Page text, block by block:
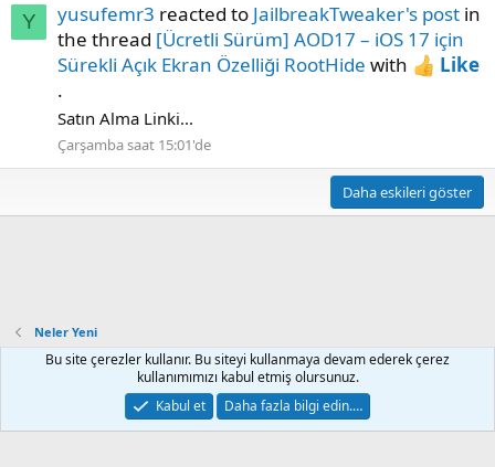
Y yusufemr3 reacted to JailbreakTweaker's post in
the thread [Ücretli Sürüm] AOD17 – iOS 17 için
Sürekli Açık Ekran Özelliği RootHide with
Like
.
Satın Alma Linki...
Çarşamba saat 15:01'de
Daha eskileri göster
Neler Yeni
Türkçe (TR)
Gizlilik Yardım Ana sayfa
R
Bu site çerezler kullanır. Bu siteyi kullanmaya devam ederek çerez
kullanımımızı kabul etmiş olursunuz.
Kabul et
Daha fazla bilgi edin.…